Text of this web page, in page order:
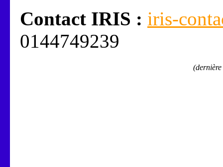
Contact IRIS : iris-
0144749239